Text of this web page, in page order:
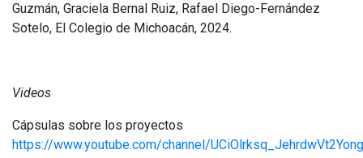
Guzmán, Graciela Bernal Ruiz, Rafael Diego-Fernández
Sotelo, El Colegio de Michoacán, 2024.
Videos
Cápsulas sobre los proyectos
https://www.youtube.com/channel/